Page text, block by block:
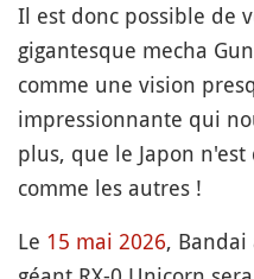
Il est donc possible de
gigantesque mecha
comme une vision
impressionnante qui
plus, que le Japon
comme les autres !
Le 15 mai 2026,